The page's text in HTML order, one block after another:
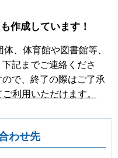
作成しています！
、体育館や図書館等、
記までご連絡くださ
で、終了の際はご了承
利用いただけます。
わせ先